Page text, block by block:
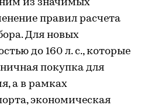
из значимых
правил расчета
Для новых
до 160 л. с., которые
покупка для
а в рамках
экономическая